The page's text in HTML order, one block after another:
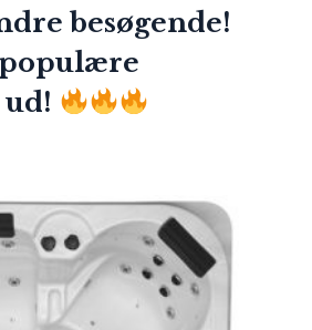
besøgende!
populære